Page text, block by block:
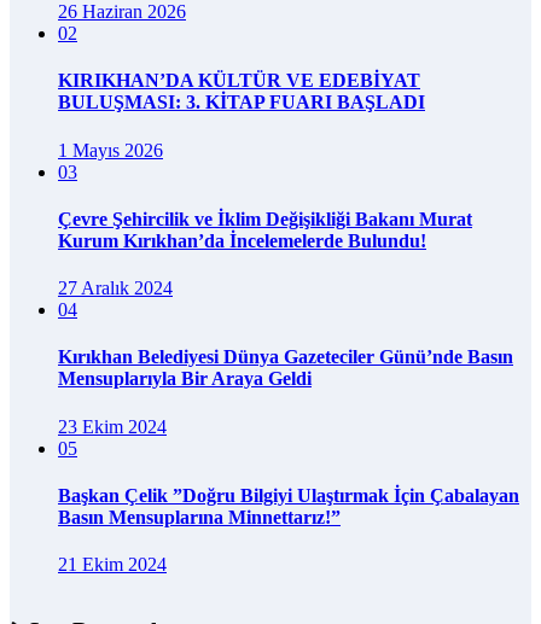
26 Haziran 2026
02
KIRIKHAN’DA KÜLTÜR VE EDEBİYAT
BULUŞMASI: 3. KİTAP FUARI BAŞLADI
1 Mayıs 2026
03
Çevre Şehircilik ve İklim Değişikliği Bakanı Murat
Kurum Kırıkhan’da İncelemelerde Bulundu!
27 Aralık 2024
04
Kırıkhan Belediyesi Dünya Gazeteciler Günü’nde Basın
Mensuplarıyla Bir Araya Geldi
23 Ekim 2024
05
Başkan Çelik ”Doğru Bilgiyi Ulaştırmak İçin Çabalayan
Basın Mensuplarına Minnettarız!”
21 Ekim 2024